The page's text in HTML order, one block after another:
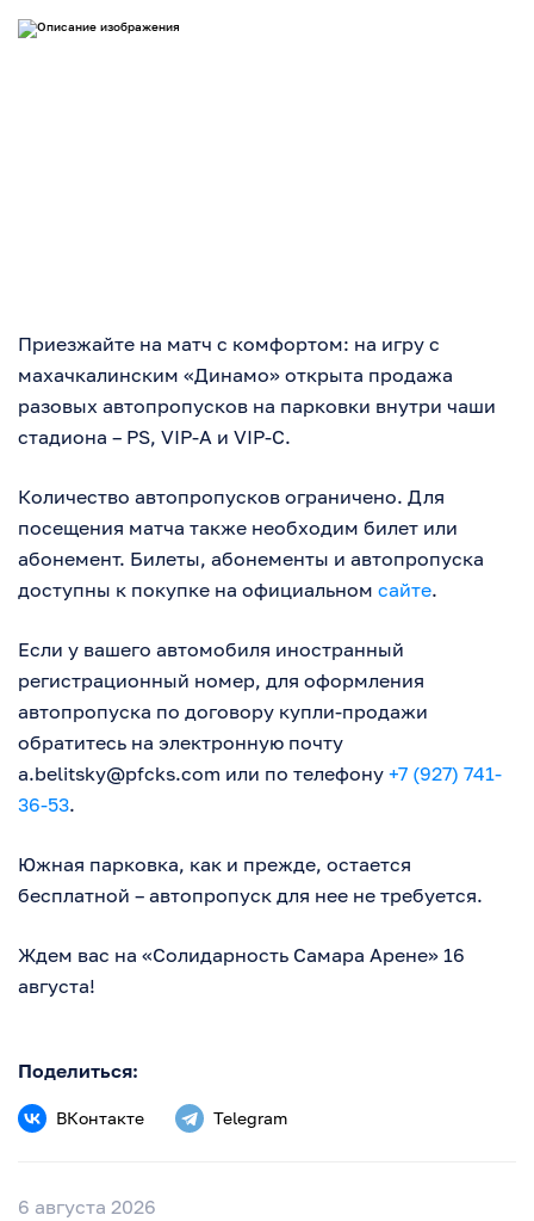
Приезжайте на матч с комфортом: на игру с
махачкалинским «Динамо» открыта продажа
разовых автопропусков на парковки внутри чаши
стадиона – PS, VIP-A и VIP-C.
Количество автопропусков ограничено. Для
посещения матча также необходим билет или
абонемент. Билеты, абонементы и автопропуска
доступны к покупке на официальном сайте.
Если у вашего автомобиля иностранный
регистрационный номер, для оформления
автопропуска по договору купли-продажи
обратитесь на электронную почту
a.belitsky@pfcks.com или по телефону +7 (927) 741-
36-53.
Южная парковка, как и прежде, остается
бесплатной – автопропуск для нее не требуется.
Ждем вас на «Солидарность Самара Арене» 16
августа!
Поделиться:
ВКонтакте Telegram
6 августа 2026